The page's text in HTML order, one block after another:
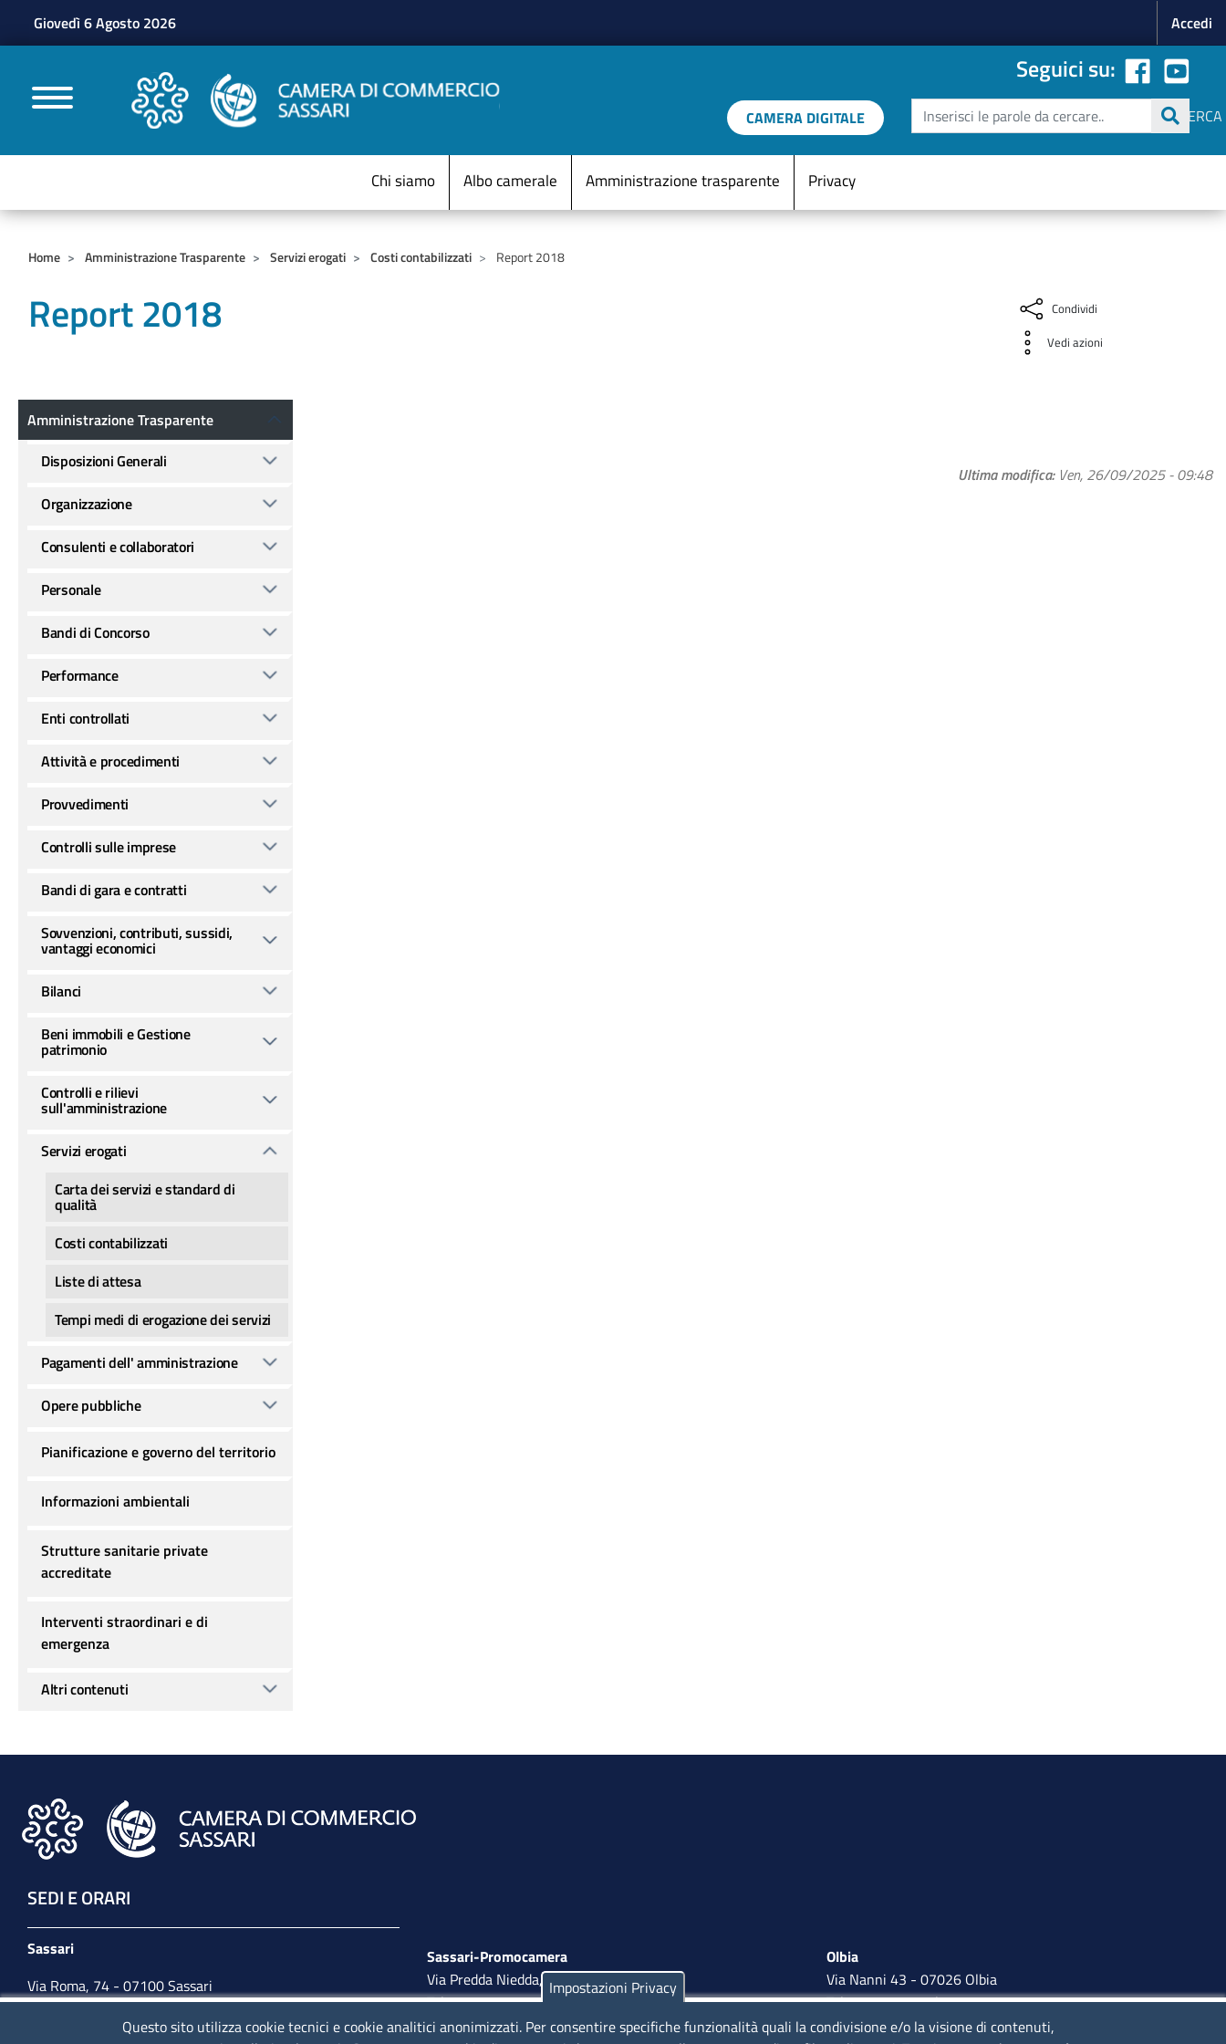
Giovedì 6 Agosto 2026 Accedi
CAMERE DI COMMERCIO D'ITALIA
Seguici su:
CAMERA DIGITALE Cerca
CERCA
Menu Statico
Chi siamo Albo camerale Amministrazione trasparente Privacy
Home Amministrazione Trasparente Servizi erogati Costi contabilizzati Report 2018
Report 2018
Condividi
Vedi azioni
Ultima modifica Ven, 26/09/2025 - 09:48
Amministrazione Trasparente
Amministrazione Trasparente
Disposizioni Generali
Organizzazione
Consulenti e collaboratori
Personale
Bandi di Concorso
Performance
Enti controllati
Attività e procedimenti
Provvedimenti
Controlli sulle imprese
Bandi di gara e contratti
Sovvenzioni, contributi, sussidi,
vantaggi economici
Bilanci
Beni immobili e Gestione
patrimonio
Controlli e rilievi
sull'amministrazione
Servizi erogati
Carta dei servizi e standard di
qualità
Costi contabilizzati
Liste di attesa
Tempi medi di erogazione dei servizi
Pagamenti dell' amministrazione
Opere pubbliche
Pianificazione e governo del territorio
Informazioni ambientali
Strutture sanitarie private
accreditate
Interventi straordinari e di
emergenza
Altri contenuti
SEDI E ORARI
Sassari
Via Roma, 74 - 07100 Sassari
Tel. 079 2080274
Sassari-Promocamera
Via Predda Niedda, 18 - 07100 Sassari
Tel. 079 263 8800 | Fax 079 2638810
lunedì al venerdì: 10,00 - 13,00; mercoledì pomeriggio:
Olbia
Via Nanni 43 - 07026 Olbia
Tel. 0789 66122 | 0789 69580
mail:ufficio.olbia@ss.camcom.it
Impostazioni Privacy
Questo sito utilizza cookie tecnici e cookie analitici anonimizzati. Per consentire specifiche funzionalità quali la condivisione e/o la visione di contenuti,